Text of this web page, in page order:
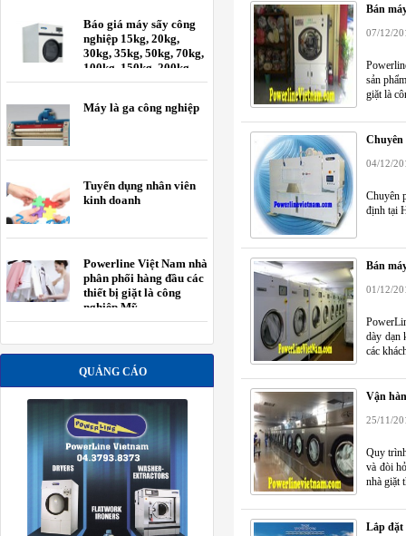
Báo giá máy sấy công
nghiệp 15kg, 20kg,
30kg, 35kg, 50kg, 70kg,
100kg, 150kg, 200kg
Máy là ga công nghiệp
Tuyển dụng nhân viên
kinh doanh
Powerline Việt Nam nhà
phân phối hàng đầu các
thiết bị giặt là công
nghiệp Mỹ.
QUẢNG CÁO
Bán
07/12/
sản
giặt là
Chuyên
04/12/
Chuyên
định tại
Bán
01/12/
dày dạn
các
Vận
25/11/
Quy
và đòi
nhà giặt
Lắp đặt